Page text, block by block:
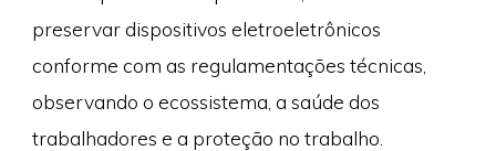
preservar dispositivos eletroeletrônicos
conforme com as regulamentações técnicas,
observando o ecossistema, a saúde dos
trabalhadores e a proteção no trabalho.